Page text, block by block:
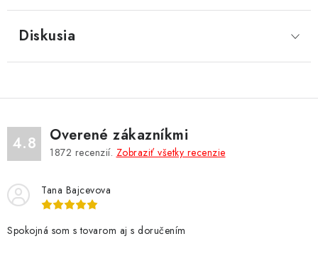
Diskusia
4.8 Overené zákazníkmi
1872 recenzií. Zobraziť všetky recenzie
Tana Bajcevova
Spokojná som s tovarom aj s doručením